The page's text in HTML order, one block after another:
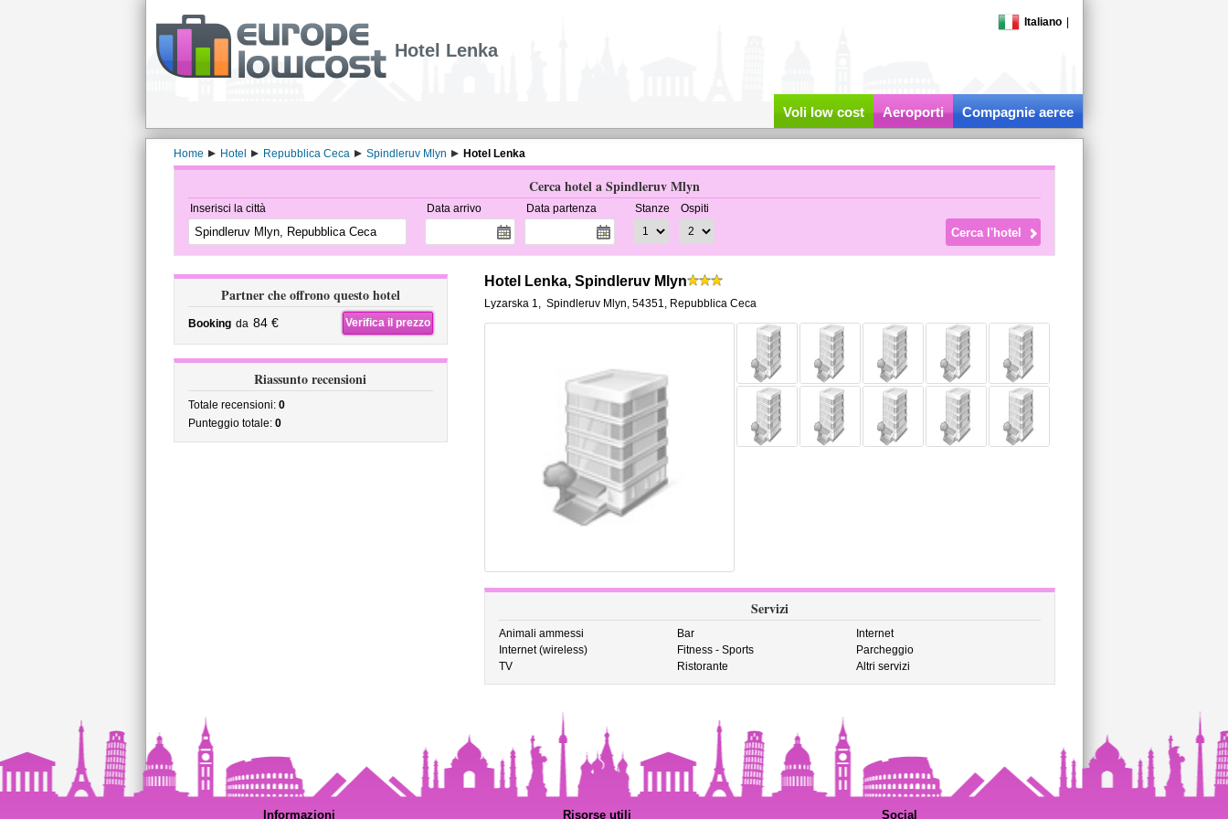
Italiano
Hotel Lenka
Voli low cost Aeroporti Compagnie aeree
Home Hotel Repubblica Ceca Spindleruv Mlyn Hotel Lenka
Cerca hotel a Spindleruv Mlyn
Inserisci la città Data arrivo Data partenza Stanze Ospiti
Partner che offrono questo hotel
Booking da 84 € Verifica il prezzo
Riassunto recensioni
Totale recensioni: 0
Punteggio totale: 0
Hotel Lenka, Spindleruv Mlyn
Lyzarska 1, Spindleruv Mlyn, 54351, Repubblica Ceca
Servizi
Animali ammessi Bar
Internet
Internet (wireless)
Fitness - Sports
Parcheggio
TV
Ristorante Altri servizi
Informazioni Risorse utili Social